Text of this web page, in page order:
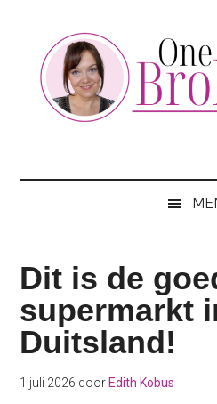
content
secondary
Dit is de
supermarkt
Duitsland!
1 juli 2026 door Edith Kobus